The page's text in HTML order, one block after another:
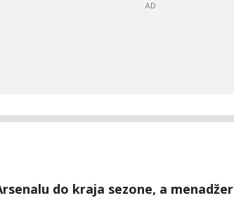
do kraja sezone, a menadžer